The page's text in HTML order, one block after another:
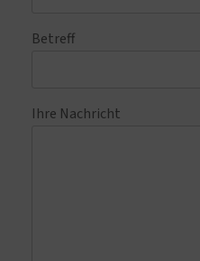
Betreff
Ihre Nachricht